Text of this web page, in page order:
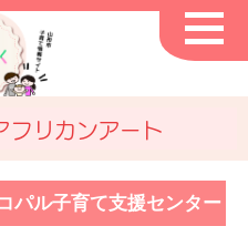
リカンアート
パル子育て支援センター